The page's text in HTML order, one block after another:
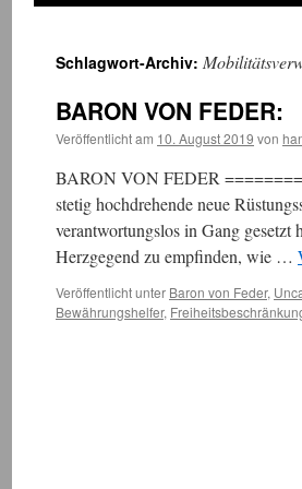
Schlagwort-Archiv:
BARON VON FEDER:
Veröffentlicht am 10. August 2019 von
BARON VON FEDER
stetig hochdrehende neue
verantwortungslos in Gang gesetzt
Herzgegend zu empfinden, wie …
Veröffentlicht unter Baron von Feder,
Bewährungshelfer,